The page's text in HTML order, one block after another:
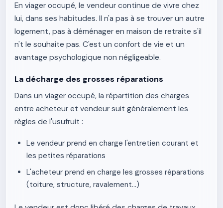
En viager occupé, le vendeur continue de vivre chez
lui, dans ses habitudes. Il n'a pas à se trouver un autre
logement, pas à déménager en maison de retraite s'il
n't le souhaite pas. C'est un confort de vie et un
avantage psychologique non négligeable.
La décharge des grosses réparations
Dans un viager occupé, la répartition des charges
entre acheteur et vendeur suit généralement les
règles de l'usufruit :
Le vendeur prend en charge l'entretien courant et
les petites réparations
L'acheteur prend en charge les grosses réparations
(toiture, structure, ravalement...)